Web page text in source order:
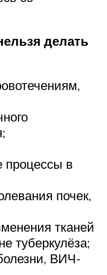
делать
процессы в
почек,
тканей
туберкулёза;
ВИЧ-